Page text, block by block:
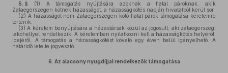
5. § (1) A támogatás nyújtására azoknak a fiatal pároknak, akik
Zalaegerszegen kötnek házasságot, a házasságkötés napján hivatalból kerül sor.
(2) A házasságot nem Zalaegerszegen kötő fiatal párok támogatása kérelemre
történik.
(3) A kérelem benyújtására a házastársak közül az jogosult, aki zalaegerszegi
lakóhellyel rendelkezik. A kérelemben nyilatkozni kell a házasságkötés helyéről,
idejéről. A támogatás a házasságkötést követő egy éven belül igényelhető. A
határidő letelte jogvesztő.
6. Az alacsony nyugdíjjal rendelkezők támogatása